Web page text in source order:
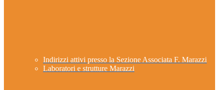
Indirizzi attivi presso la Sezione Associata F. Marazzi
Laboratori e strutture Marazzi